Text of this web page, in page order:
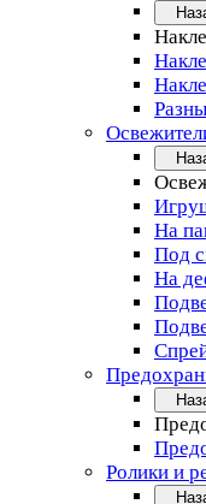
На
Под
На
Ролики и